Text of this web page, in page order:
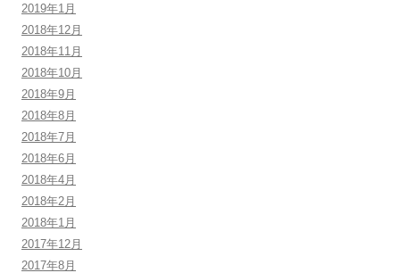
2019年1月
2018年12月
2018年11月
2018年10月
2018年9月
2018年8月
2018年7月
2018年6月
2018年4月
2018年2月
2018年1月
2017年12月
2017年8月